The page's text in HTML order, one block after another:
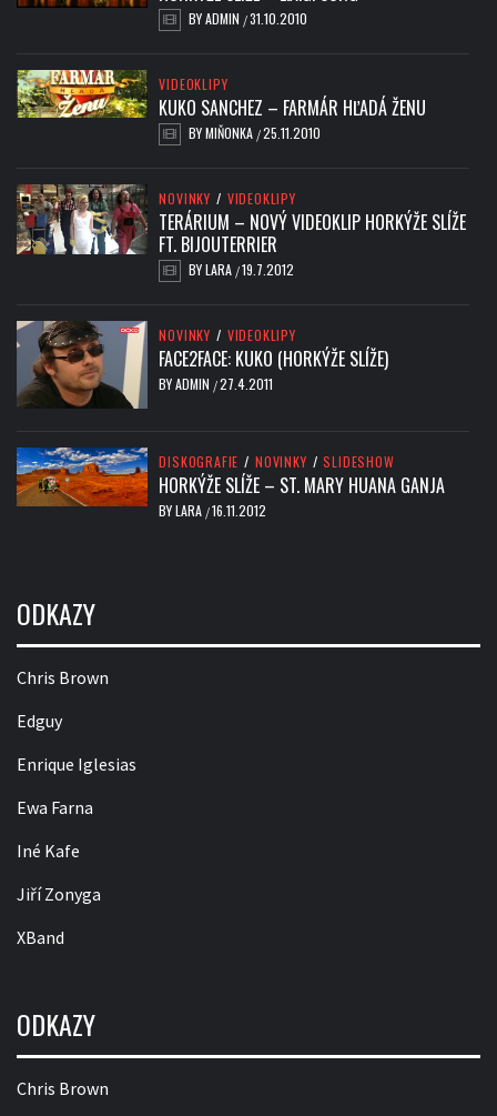
BYADMIN /31.10.2010
VIDEOKLIPY
KUKO SANCHEZ – FARMÁR HĽADÁ ŽENU
BYMIŇONKA /25.11.2010
NOVINKY / VIDEOKLIPY
TERÁRIUM – NOVÝ VIDEOKLIP HORKÝŽE SLÍŽE
FT. BIJOUTERRIER
BYLARA /19.7.2012
NOVINKY / VIDEOKLIPY
FACE2FACE: KUKO (HORKÝŽE SLÍŽE)
BYADMIN /27.4.2011
DISKOGRAFIE / NOVINKY / SLIDESHOW
HORKÝŽE SLÍŽE – ST. MARY HUANA GANJA
BYLARA /16.11.2012
ODKAZY
Chris Brown
Edguy
Enrique Iglesias
Ewa Farna
Iné Kafe
Jiří Zonyga
XBand
ODKAZY
Chris Brown